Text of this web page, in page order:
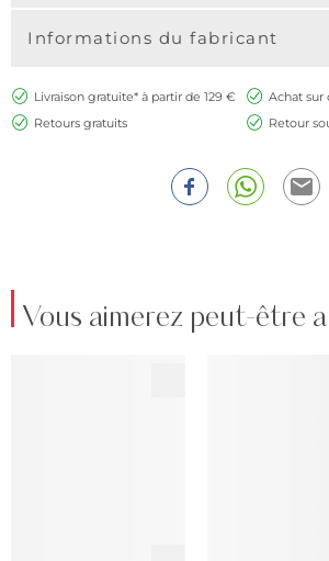
Informations du fabricant
Livraison gratuite* à partir de 129 €
Achat sur
Retours gratuits
Retour
Vous aimerez peut-être